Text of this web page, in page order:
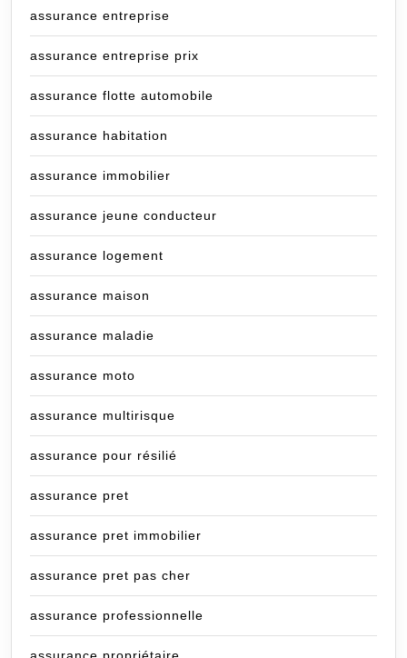
assurance entreprise
assurance entreprise prix
assurance flotte automobile
assurance habitation
assurance immobilier
assurance jeune conducteur
assurance logement
assurance maison
assurance maladie
assurance moto
assurance multirisque
assurance pour résilié
assurance pret
assurance pret immobilier
assurance pret pas cher
assurance professionnelle
assurance propriétaire